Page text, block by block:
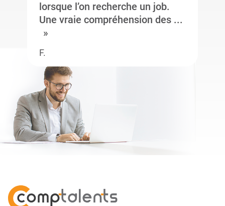
lorsque l’on recherche un job.
Une vraie compréhension des ...
F.